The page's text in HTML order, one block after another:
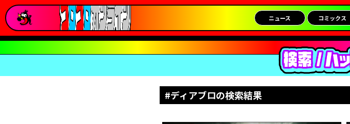
ニュース コミックス
#ディアブロの検索結果